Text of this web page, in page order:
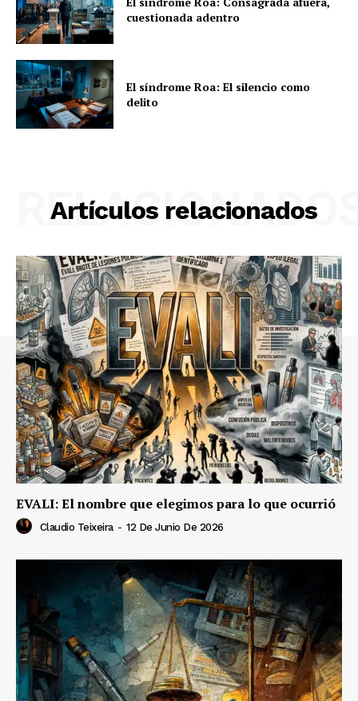
cuestionada adentro
El síndrome Roa: El silencio como
delito
Artículos relacionados
EVALI: El nombre que elegimos para lo que ocurrió
Claudio Teixeira - 12 De Junio De 2026